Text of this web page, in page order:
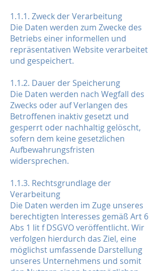
1.1.1. Zweck der Verarbeitung
Die Daten werden zum Zwecke des
Betriebs einer informellen und
repräsentativen Website verarbeitet
und gespeichert.
1.1.2. Dauer der Speicherung
Die Daten werden nach Wegfall des
Zwecks oder auf Verlangen des
Betroffenen inaktiv gesetzt und
gesperrt oder nachhaltig gelöscht,
sofern dem keine gesetzlichen
Aufbewahrungsfristen
widersprechen.
1.1.3. Rechtsgrundlage der
Verarbeitung
Die Daten werden im Zuge unseres
berechtigten Interesses gemäß Art 6
Abs 1 lit f DSGVO veröffentlicht. Wir
verfolgen hierdurch das Ziel, eine
möglichst umfassende Darstellung
unseres Unternehmens und somit